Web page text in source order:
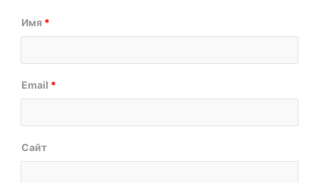
Имя *
Email *
Сайт